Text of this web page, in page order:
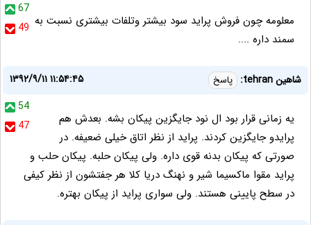
67
49 معلومه چون فروش پراید سود بیشتر وتلفات بیشتری نسبت به
سمند داره ....
شاهین tehran: پاسخ
۱۳۹۲/۹/۱۱ ۱۱:۵۴:۴۵
54
47
یه زمانی قرار بود ال نود جایگزین پیکان بشه. بعدش هم
پرایدو جایگزین کردند. پراید از نظر اتاق خیلی ضعیفه. در
صورتی که پیکان بدنه قوی داره. ولی پیکان حلبه. پیکان حلب و
پراید مقوا ماکسیما شیر و نهنگ دریا کلا هر جفتشون از نظر کیفی
در سطح پایینی هستند. ولی سواری پراید از پیکان بهتره.